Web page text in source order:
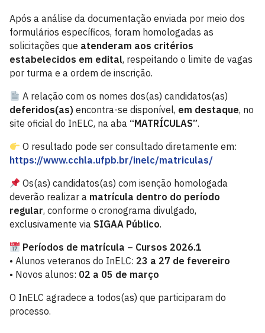
Após a análise da documentação enviada por meio dos
formulários específicos, foram homologadas as
solicitações que atenderam aos critérios
estabelecidos em edital, respeitando o limite de vagas
por turma e a ordem de inscrição.
A relação com os nomes dos(as) candidatos(as)
deferidos(as) encontra-se disponível, em destaque, no
site oficial do InELC, na aba “MATRÍCULAS”.
O resultado pode ser consultado diretamente em:
https://www.cchla.ufpb.br/inelc/matriculas/
Os(as) candidatos(as) com isenção homologada
deverão realizar a matrícula dentro do período
regular, conforme o cronograma divulgado,
exclusivamente via SIGAA Público.
Períodos de matrícula – Cursos 2026.1
• Alunos veteranos do InELC: 23 a 27 de fevereiro
• Novos alunos: 02 a 05 de março
O InELC agradece a todos(as) que participaram do
processo.